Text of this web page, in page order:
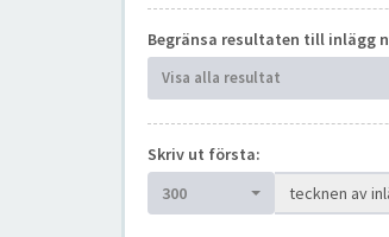
Begränsa resultaten till inlägg
Visa alla resultat
Skriv ut första:
300
tecknen av